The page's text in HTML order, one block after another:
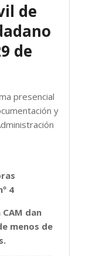
de
de
presencial
y
4
dan
menos de